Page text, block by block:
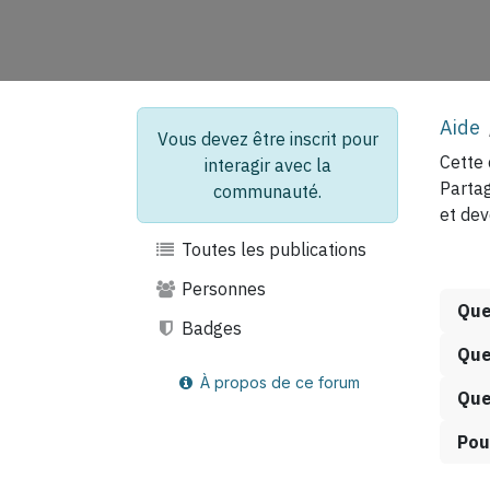
Vous devez être inscrit pour
interagir avec la
communauté.
Toutes les publications
Personnes
Badges
À propos de ce forum
Aide
Cette
et